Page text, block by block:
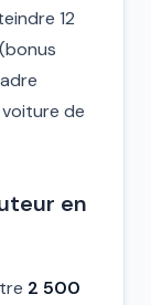
12
de
en
2 500